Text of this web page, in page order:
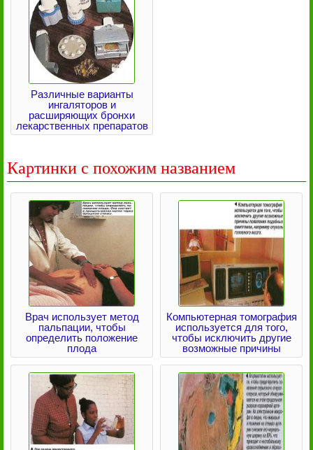
Различные варианты
ингаляторов и
расширяющих бронхи
лекарственных препаратов
Картинки с похожим названием
Врач использует метод
пальпации, чтобы
определить положение
плода
Компьютерная томография
используется для того,
чтобы исключить другие
возможные причины